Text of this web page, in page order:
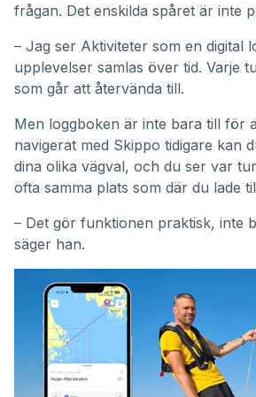
frågan. Det enskilda spåret är inte
– Jag ser Aktiviteter som en digital
upplevelser samlas över tid. Varje
som går att återvända till.
Men loggboken är inte bara till för
navigerat med Skippo tidigare kan
dina olika vägval, och du ser var
ofta samma plats som där du lade
– Det gör funktionen praktisk, inte
säger han.